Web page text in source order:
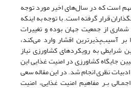
است که در سال‌های اخیر مورد توجه
قرار گرفته است. با توجه به اینکه
از جمعیت جهان بوده و تغییرات
آسیب‌پذیرترین اقشار وارد می‌کند،
به رویکردهای کشاورزی نیاز
جایگاه کشاورزی در امنیت غذایی این
نظری انجام شد. در این مقاله سعی
بـر مفاهیم امنیت غذایی، امنیت